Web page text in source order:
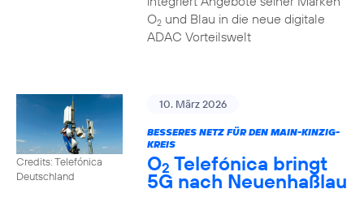
O2und Blau in die neue digitale
ADAC Vorteilswelt
Credits: Telefónica
Deutschland
10. März 2026
BESSERES NETZ FÜR DEN MAIN-KINZIG-
KREIS
O2 Telefónica bringt
5G nach Neuenhaßlau